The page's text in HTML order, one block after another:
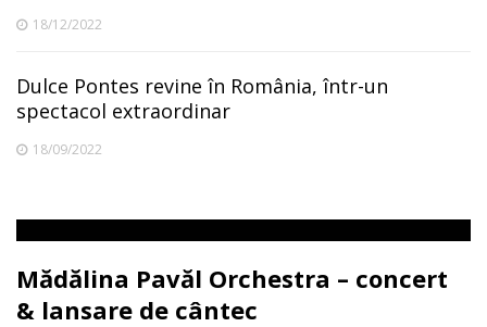
18/12/2022
Dulce Pontes revine în România, într-un
spectacol extraordinar
18/09/2022
Mădălina Pavăl Orchestra – concert
& lansare de cântec